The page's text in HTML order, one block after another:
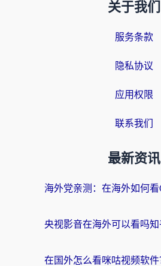
关于我们
服务条款
隐私协议
应用权限
联系我们
最新资讯